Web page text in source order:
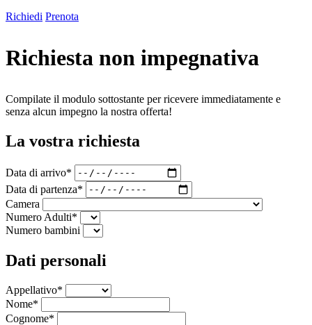
Richiedi Prenota
Richiesta non impegnativa
Compilate il modulo sottostante per ricevere immediatamente e
senza alcun impegno la nostra offerta!
La vostra richiesta
Data di arrivo*
Data di partenza*
Camera
Numero Adulti*
Numero bambini
Dati personali
Appellativo*
Nome*
Cognome*